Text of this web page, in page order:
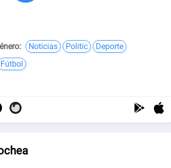
Noticias Politic
Deporte
Fútbol